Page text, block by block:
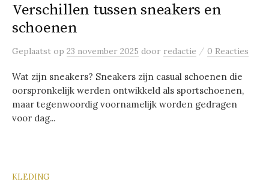
Verschillen tussen sneakers en
schoenen
Geplaatst op 23 november 2025 door redactie / 0 Reacties
Wat zijn sneakers? Sneakers zijn casual schoenen die
oorspronkelijk werden ontwikkeld als sportschoenen,
maar tegenwoordig voornamelijk worden gedragen
voor dag...
KLEDING